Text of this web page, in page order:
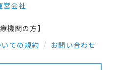
営会社
療機関の方】
ての規約
お問い合わせ